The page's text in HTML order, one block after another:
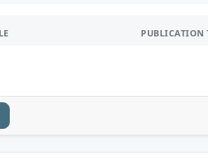
PUBLICATION